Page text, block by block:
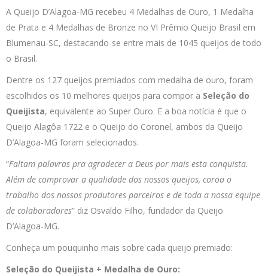
A Queijo D’Alagoa-MG recebeu 4 Medalhas de Ouro, 1 Medalha
de Prata e 4 Medalhas de Bronze no VI Prêmio Queijo Brasil em
Blumenau-SC, destacando-se entre mais de 1045 queijos de todo
o Brasil.
Dentre os 127 queijos premiados com medalha de ouro, foram
escolhidos os 10 melhores queijos para compor a Seleção do
Queijista, equivalente ao Super Ouro. E a boa notícia é que o
Queijo Alagôa 1722 e o Queijo do Coronel, ambos da Queijo
D’Alagoa-MG foram selecionados.
“Faltam palavras pra agradecer a Deus por mais esta conquista.
Além de comprovar a qualidade dos nossos queijos, coroa o
trabalho dos nossos produtores parceiros e de toda a nossa equipe
de colaboradores” diz Osvaldo Filho, fundador da Queijo
D’Alagoa-MG.
Conheça um pouquinho mais sobre cada queijo premiado:
Seleção do Queijista + Medalha de Ouro: